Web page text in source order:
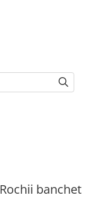
Rochii banchet